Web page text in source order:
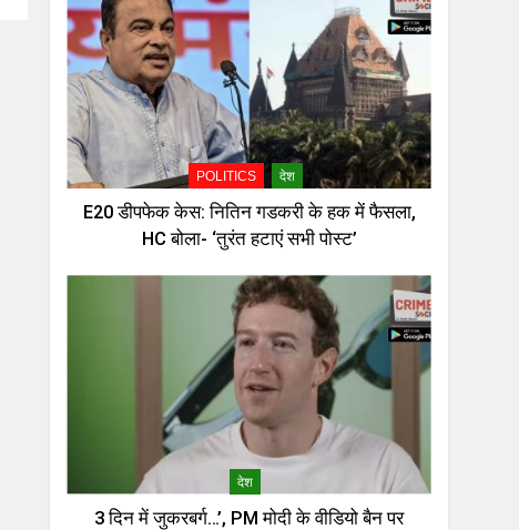
POLITICS देश
E20 डीपफेक केस: नितिन गडकरी के हक में फैसला,
HC बोला- ‘तुरंत हटाएं सभी पोस्ट’
देश
3 दिन में जुकरबर्ग…’, PM मोदी के वीडियो बैन पर